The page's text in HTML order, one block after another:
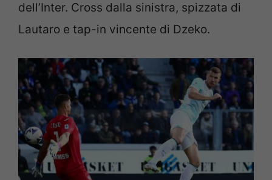
dell’Inter. Cross dalla sinistra, spizzata di
Lautaro e tap-in vincente di Dzeko.